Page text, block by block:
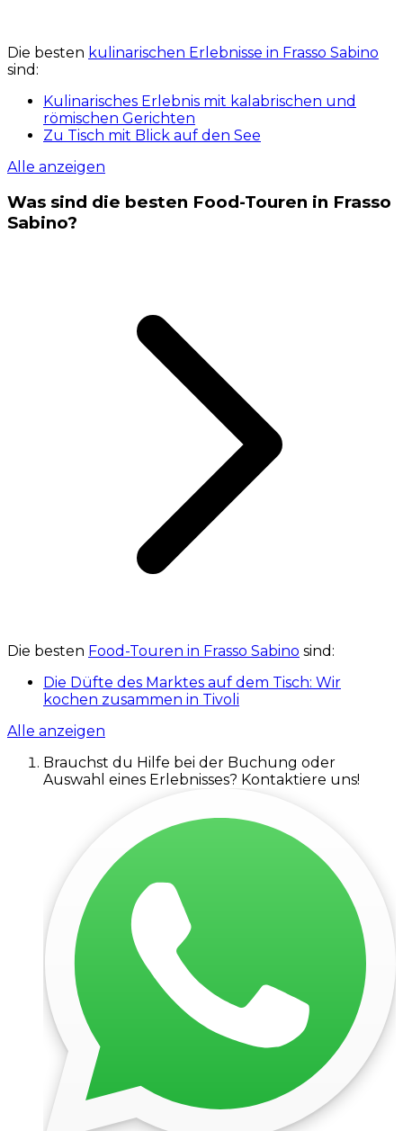
Die besten kulinarischen Erlebnisse in Frasso Sabino
sind:
Kulinarisches Erlebnis mit kalabrischen und
römischen Gerichten
Zu Tisch mit Blick auf den See
Alle anzeigen
Was sind die besten Food-Touren in Frasso
Sabino?
Die besten Food-Touren in Frasso Sabino sind:
Die Düfte des Marktes auf dem Tisch: Wir
kochen zusammen in Tivoli
Alle anzeigen
Brauchst du Hilfe bei der Buchung oder
Auswahl eines Erlebnisses? Kontaktiere uns!